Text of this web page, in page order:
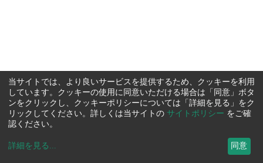
当サイトでは、より良いサービスを提供するため、クッキーを利用
しています。クッキーの使用に同意いただける場合は「同意」ボタ
ンをクリックし、クッキーポリシーについては「詳細を見る」をク
リックしてください。詳しくは当サイトの サイトポリシー をご確
認ください。
詳細を見る ... 同意